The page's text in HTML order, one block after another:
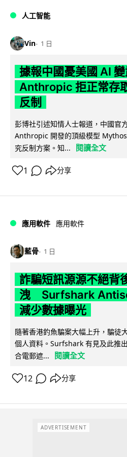
人工智能
Vin 1 日
據報中國憂美國 AI
Anthropic 拒正常存
反制
彭博社引述知情人士報道，中國官
Anthropic 開發的頂級模型
究反制方案。知...
閱讀全文
1 分享
應用軟件 應用軟件
藍骨 1 日
詐騙短訊源源不絕背
洩 Surfshark
減少數據曝光
隨著香港釣魚騙案大幅上升，騙徒
個人資料。Surfshark 有見及此推
合電郵遮...
閱讀全文
12 分享
ADVERTISEMENT